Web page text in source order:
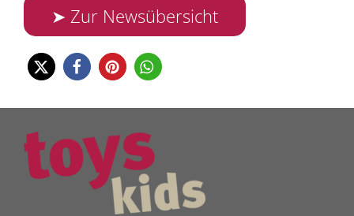
➤ Zur Newsübersicht